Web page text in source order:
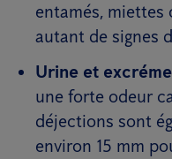
entamés, miettes
autant de signes
Urine et
une forte odeur
déjections sont
environ 15 mm